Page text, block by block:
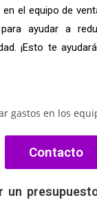
el equipo de
ayudar a
¡Esto te
Contacto
un